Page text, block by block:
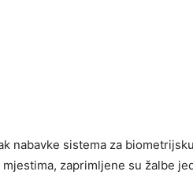
nabavke sistema za
zaprimljene su žalbe